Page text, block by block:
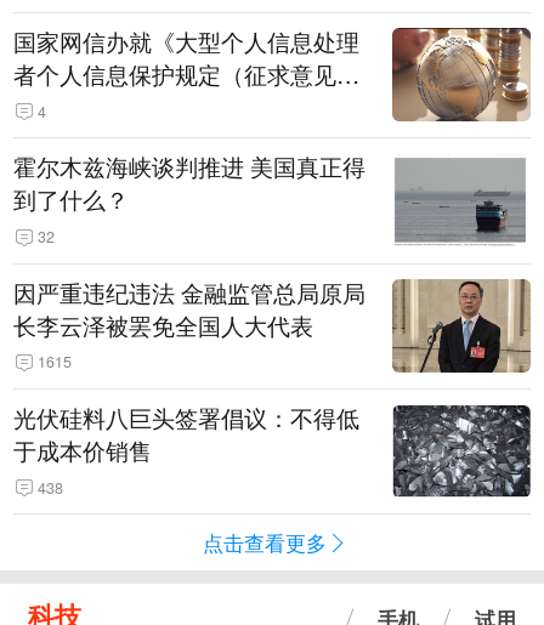
国家网信办就《大型个人信息处理
者个人信息保护规定（征求意见
稿）》公开征求意见
4
霍尔木兹海峡谈判推进 美国真正得
到了什么？
32
因严重违纪违法 金融监管总局原局
长李云泽被罢免全国人大代表
1615
光伏硅料八巨头签署倡议：不得低
于成本价销售
438
点击查看更多
科技 手机 试用